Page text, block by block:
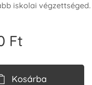
iskolai végzettséged.
Ft
Kosárba